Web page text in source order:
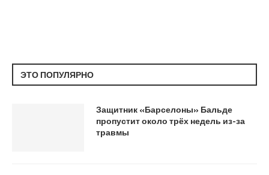
ЭТО ПОПУЛЯРНО
Защитник «Барселоны» Бальде
пропустит около трёх недель из-за
травмы